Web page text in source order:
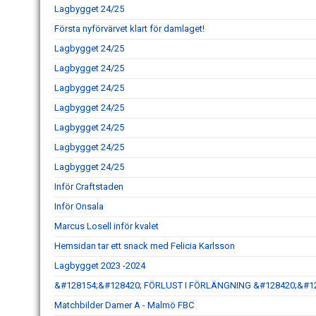
Lagbygget 24/25
Första nyförvärvet klart för damlaget!
Lagbygget 24/25
Lagbygget 24/25
Lagbygget 24/25
Lagbygget 24/25
Lagbygget 24/25
Lagbygget 24/25
Lagbygget 24/25
Inför Craftstaden
Inför Onsala
Marcus Losell inför kvalet
Hemsidan tar ett snack med Felicia Karlsson
Lagbygget 2023 -2024
&#128154;&#128420; FÖRLUST I FÖRLÄNGNING
Matchbilder Damer A - Malmö FBC